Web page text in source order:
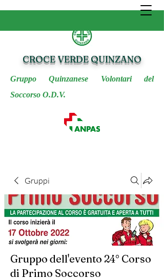
CROCE VERDE QUINZANO
Gruppo Quinzanese Volontari del
Soccorso O.D.V.
Gruppi
Gruppo dell'evento 24° Corso
di Primo Soccorso